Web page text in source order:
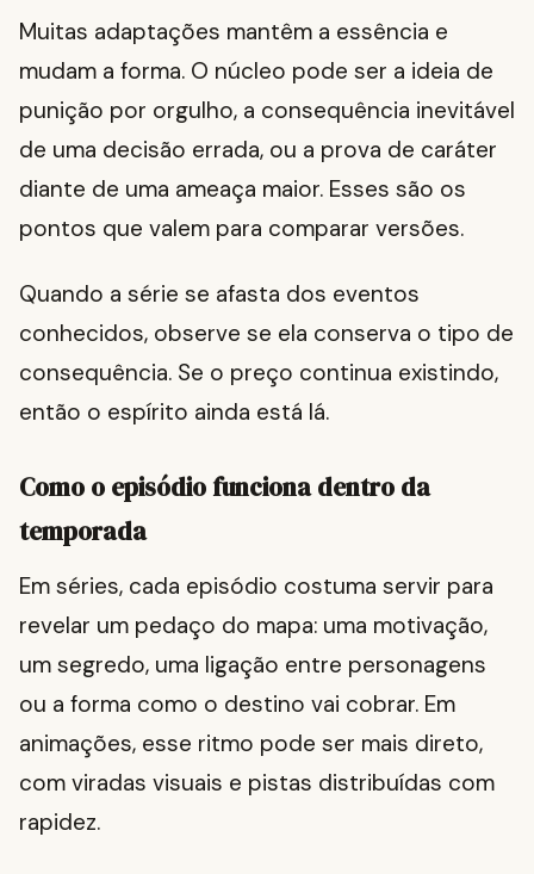
Muitas adaptações mantêm a essência e
mudam a forma. O núcleo pode ser a ideia de
punição por orgulho, a consequência inevitável
de uma decisão errada, ou a prova de caráter
diante de uma ameaça maior. Esses são os
pontos que valem para comparar versões.
Quando a série se afasta dos eventos
conhecidos, observe se ela conserva o tipo de
consequência. Se o preço continua existindo,
então o espírito ainda está lá.
Como o episódio funciona dentro da
temporada
Em séries, cada episódio costuma servir para
revelar um pedaço do mapa: uma motivação,
um segredo, uma ligação entre personagens
ou a forma como o destino vai cobrar. Em
animações, esse ritmo pode ser mais direto,
com viradas visuais e pistas distribuídas com
rapidez.